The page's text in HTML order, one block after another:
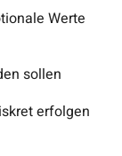
Werte
sollen
erfolgen